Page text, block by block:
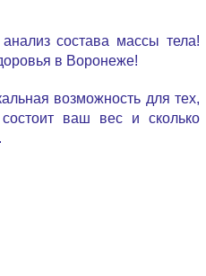
состава массы тела!
в Воронеже!
возможность для тех,
ваш вес и сколько